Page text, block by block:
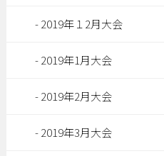
2019年１2月大会
2019年1月大会
2019年2月大会
2019年3月大会